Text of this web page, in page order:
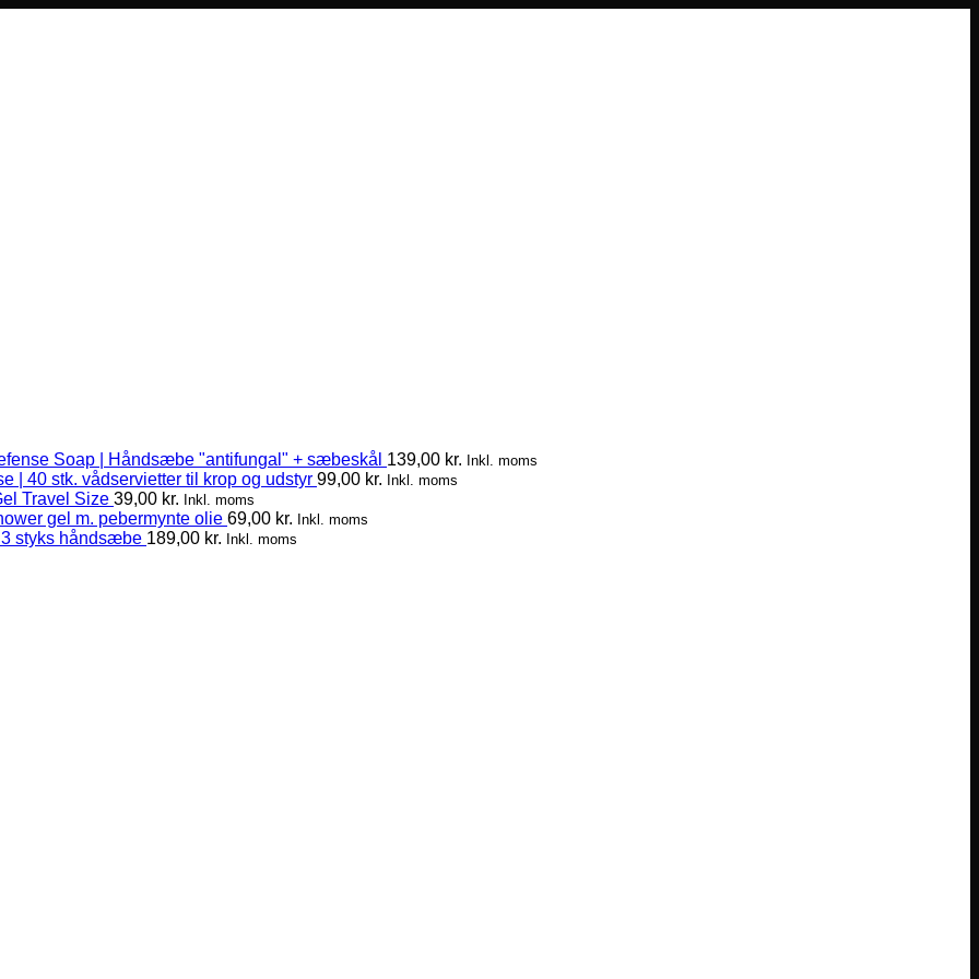
Soap | Håndsæbe "antifungal" + sæbeskål 139,00 kr. Inkl. moms
| 40 stk. vådservietter til krop og udstyr 99,00 kr. Inkl. moms
Travel Size 39,00 kr. Inkl. moms
gel m. pebermynte olie 69,00 kr. Inkl. moms
styks håndsæbe 189,00 kr. Inkl. moms